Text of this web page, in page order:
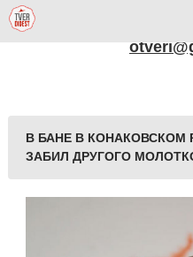
В БАНЕ В
ЗАБИЛ ДРУГОГО